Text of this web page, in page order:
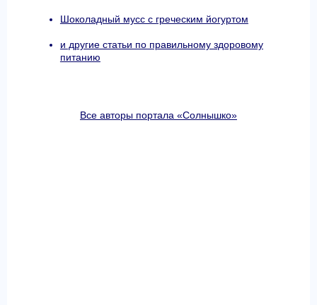
Шоколадный мусс с греческим йогуртом
и другие статьи по правильному здоровому
питанию
Все авторы портала «Солнышко»